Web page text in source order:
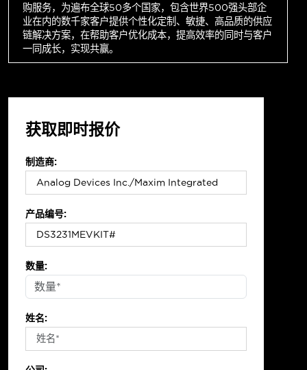
购服务，为遍布全球50多个国家，包含世界500强头部企
业在内的数千家客户提供个性化定制、敏捷、高品质的供应
链解决方案，在帮助客户优化成本，提高效率的同时与客户
一同成长，实现共赢。
获取即时报价
制造商:
产品编号:
数量:
姓名: